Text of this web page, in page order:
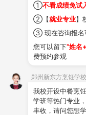
①不看成绩免试
②【就业专业】
③ 现在咨询报名
您可以留下“姓名
费预约参观
郑州新东方烹饪学
我校开设中餐烹
学班等热门专业
丰收，请问您想